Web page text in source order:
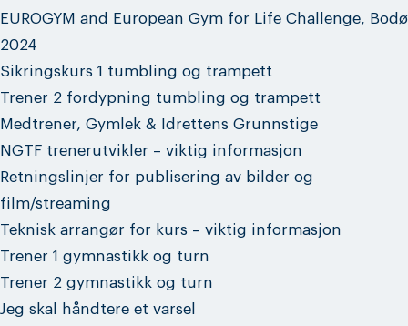
EUROGYM and European Gym for Life Challenge, Bodø
2024
Sikringskurs 1 tumbling og trampett
Trener 2 fordypning tumbling og trampett
Medtrener, Gymlek & Idrettens Grunnstige
NGTF trenerutvikler – viktig informasjon
Retningslinjer for publisering av bilder og
film/streaming
Teknisk arrangør for kurs – viktig informasjon
Trener 1 gymnastikk og turn
Trener 2 gymnastikk og turn
Jeg skal håndtere et varsel